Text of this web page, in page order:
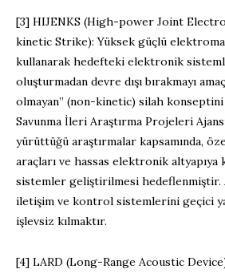
[3] HIJENKS (High-power Joint
kinetic Strike): Yüksek güçlü
kullanarak hedefteki elektronik
oluşturmadan devre dışı bırakmayı
olmayan” (non-kinetic) silah konseptini
Savunma İleri Araştırma Projeleri
yürüttüğü araştırmalar kapsamında,
araçları ve hassas elektronik
sistemler geliştirilmesi hedeflenmiştir.
iletişim ve kontrol sistemlerini geçici ya
işlevsiz kılmaktır.
[4] LARD (Long-Range Acoustic